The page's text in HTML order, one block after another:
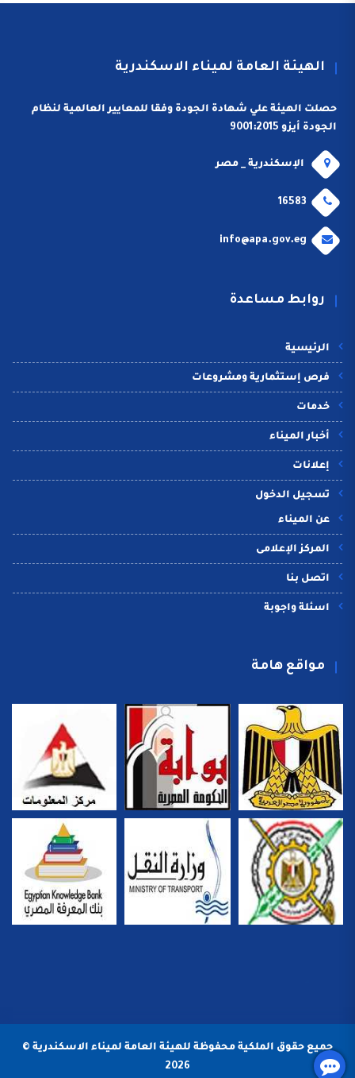
الهيئة العامة لميناء الاسكندرية
حصلت الهيئة علي شهادة الجودة وفقا للمعايير العالمية لنظام
الجودة أيزو 9001:2015
الإسكندرية _ مصر
16583
info@apa.gov.eg
روابط مساعدة
الرئيسية
فرص إستثمارية ومشروعات
خدمات
أخبار الميناء
إعلانات
تسجيل الدخول
عن الميناء
المركز الإعلامى
اتصل بنا
اسئلة واجوبة
مواقع هامة
جميع حقوق الملكية محفوظة للهيئة العامة لميناء الاسكندرية ©
2026